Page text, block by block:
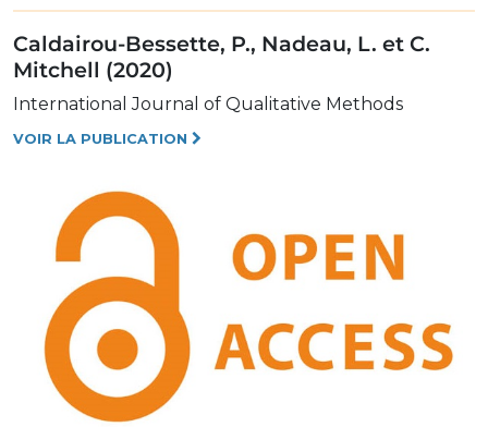
Caldairou-Bessette, P., Nadeau, L. et C.
Mitchell (2020)
International Journal of Qualitative Methods
VOIR LA PUBLICATION